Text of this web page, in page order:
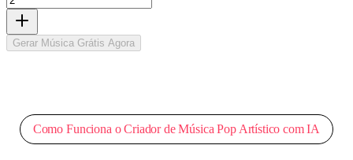
Gerar Música Grátis Agora
Como Funciona o Criador de Música Pop Artístico com IA